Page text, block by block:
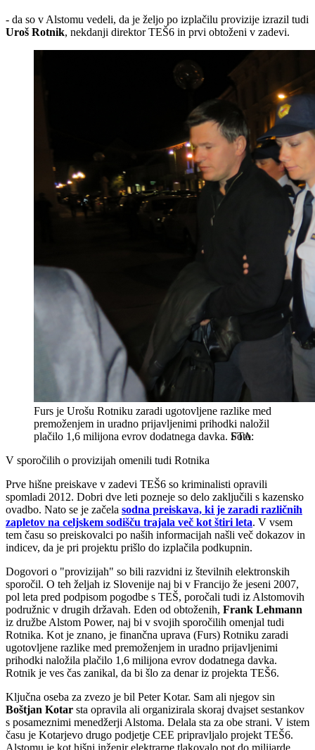
- da so v Alstomu vedeli, da je željo po izplačilu provizije izrazil tudi
Uroš Rotnik, nekdanji direktor TEŠ6 in prvi obtoženi v zadevi.
Furs je Urošu Rotniku zaradi ugotovljene razlike med
premoženjem in uradno prijavljenimi prihodki naložil
plačilo 1,6 milijona evrov dodatnega davka. STA
V sporočilih o provizijah omenili tudi Rotnika
Prve hišne preiskave v zadevi TEŠ6 so kriminalisti opravili
spomladi 2012. Dobri dve leti pozneje so delo zaključili s kazensko
ovadbo. Nato se je začela sodna preiskava, ki je zaradi različnih
zapletov na celjskem sodišču trajala več kot štiri leta. V vsem
tem času so preiskovalci po naših informacijah našli več dokazov in
indicev, da je pri projektu prišlo do izplačila podkupnin.
Dogovori o "provizijah" so bili razvidni iz številnih elektronskih
sporočil. O teh željah iz Slovenije naj bi v Francijo že jeseni 2007,
pol leta pred podpisom pogodbe s TEŠ, poročali tudi iz Alstomovih
podružnic v drugih državah. Eden od obtoženih, Frank Lehmann
iz družbe Alstom Power, naj bi v svojih sporočilih omenjal tudi
Rotnika. Kot je znano, je finančna uprava (Furs) Rotniku zaradi
ugotovljene razlike med premoženjem in uradno prijavljenimi
prihodki naložila plačilo 1,6 milijona evrov dodatnega davka.
Rotnik je ves čas zanikal, da bi šlo za denar iz projekta TEŠ6.
Ključna oseba za zvezo je bil Peter Kotar. Sam ali njegov sin
Boštjan Kotar sta opravila ali organizirala skoraj dvajset sestankov
s posameznimi menedžerji Alstoma. Delala sta za obe strani. V istem
času je Kotarjevo drugo podjetje CEE pripravljalo projekt TEŠ6.
Alstomu je kot hišni inženir elektrarne tlakovalo pot do milijarde